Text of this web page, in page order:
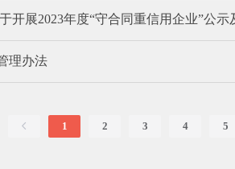
开展2023年度“守合同重信用企业”公示
理办法
1 2 3 4 5